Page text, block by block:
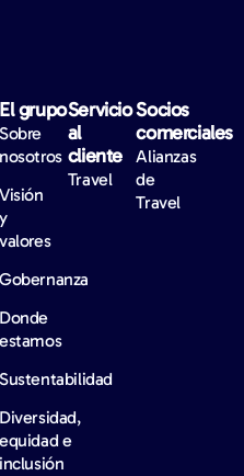
El grupo
Sobre
nosotros
Visión
y
valores
Gobernanza
Donde
estamos
Sustentabilidad
Diversidad,
equidad e
inclusión
Servicio
al
cliente
Travel
Socios
comerciales
Alianzas
de
Travel